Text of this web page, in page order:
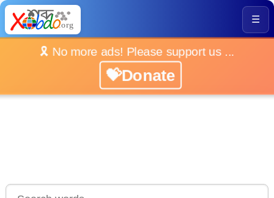
☰
🎗️ No more ads! Please support us ...
💝Donate